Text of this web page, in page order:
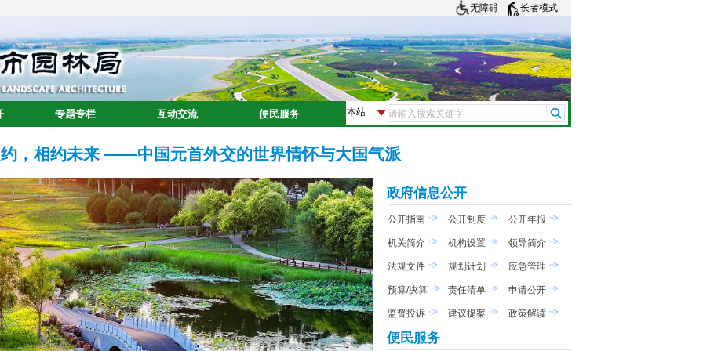
无障碍 长者模式
，相约未来 ——中国元首外交的世界情怀与大国气派
政府信息公开
公开指南 公开制度 公开年报
机关简介 机构设置 领导简介
法规文件 规划计划 应急管理
预算/决算 责任清单 申请公开
监督投诉 建议提案 政策解读
便民服务